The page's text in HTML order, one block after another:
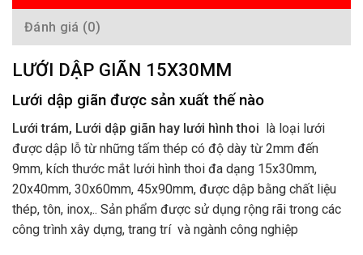
Đánh giá (0)
LƯỚI DẬP GIÃN 15X30MM
Lưới dập giãn được sản xuất thế nào
Lưới trám, Lưới dập giãn hay lưới hình thoi là loại lưới
được dập lỗ từ những tấm thép có độ dày từ 2mm đến
9mm, kích thước mắt lưới hình thoi đa dạng 15x30mm,
20x40mm, 30x60mm, 45x90mm, được dập bằng chất liệu
thép, tôn, inox,.. Sản phẩm được sử dụng rộng rãi trong các
công trình xây dựng, trang trí và ngành công nghiệp